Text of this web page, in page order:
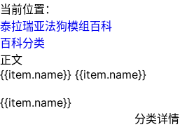
当前位置：
泰拉瑞亚法狗模组百科
百科分类
正文
{{item.name}} {{item.name}}
{{item.name}}
分类详情